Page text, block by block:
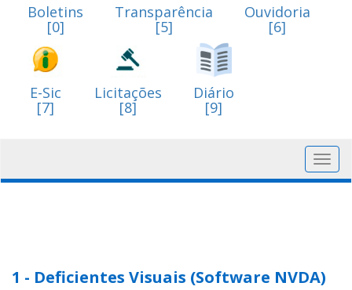
Boletins
[0]
Transparência
[5]
Ouvidoria
[6]
E-Sic
[7]
Licitações
[8]
Diário
[9]
1 - Deficientes Visuais (Software NVDA)